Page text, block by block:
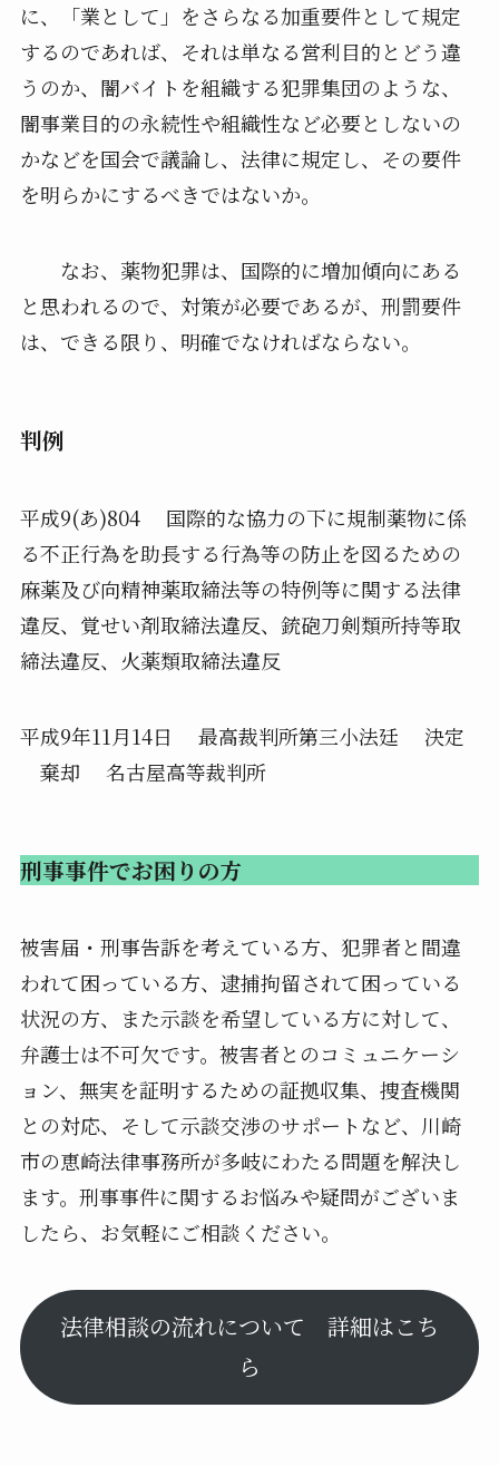
に、「業として」をさらなる加重要件として規定
するのであれば、それは単なる営利目的とどう違
うのか、闇バイトを組織する犯罪集団のような、
闇事業目的の永続性や組織性など必要としないの
かなどを国会で議論し、法律に規定し、その要件
を明らかにするべきではないか。
なお、薬物犯罪は、国際的に増加傾向にある
と思われるので、対策が必要であるが、刑罰要件
は、できる限り、明確でなければならない。
判例
平成9(あ)804 国際的な協力の下に規制薬物に係
る不正行為を助長する行為等の防止を図るための
麻薬及び向精神薬取締法等の特例等に関する法律
違反、覚せい剤取締法違反、銃砲刀剣類所持等取
締法違反、火薬類取締法違反
平成9年11月14日 最高裁判所第三小法廷 決定
棄却 名古屋高等裁判所
刑事事件でお困りの方
被害届・刑事告訴を考えている方、犯罪者と間違
われて困っている方、逮捕拘留されて困っている
状況の方、また示談を希望している方に対して、
弁護士は不可欠です。被害者とのコミュニケーシ
ョン、無実を証明するための証拠収集、捜査機関
との対応、そして示談交渉のサポートなど、川崎
市の恵崎法律事務所が多岐にわたる問題を解決し
ます。刑事事件に関するお悩みや疑問がございま
したら、お気軽にご相談ください。
法律相談の流れについて 詳細はこち
ら